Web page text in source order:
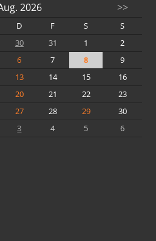
2026 >>
D F S
S
30 31 1
2
6 7 8
9
13 14 15
16
20 21 22
23
27 28 29
30
3 4 5 6